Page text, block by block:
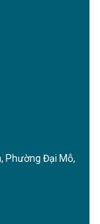
Phường Đại Mỗ,